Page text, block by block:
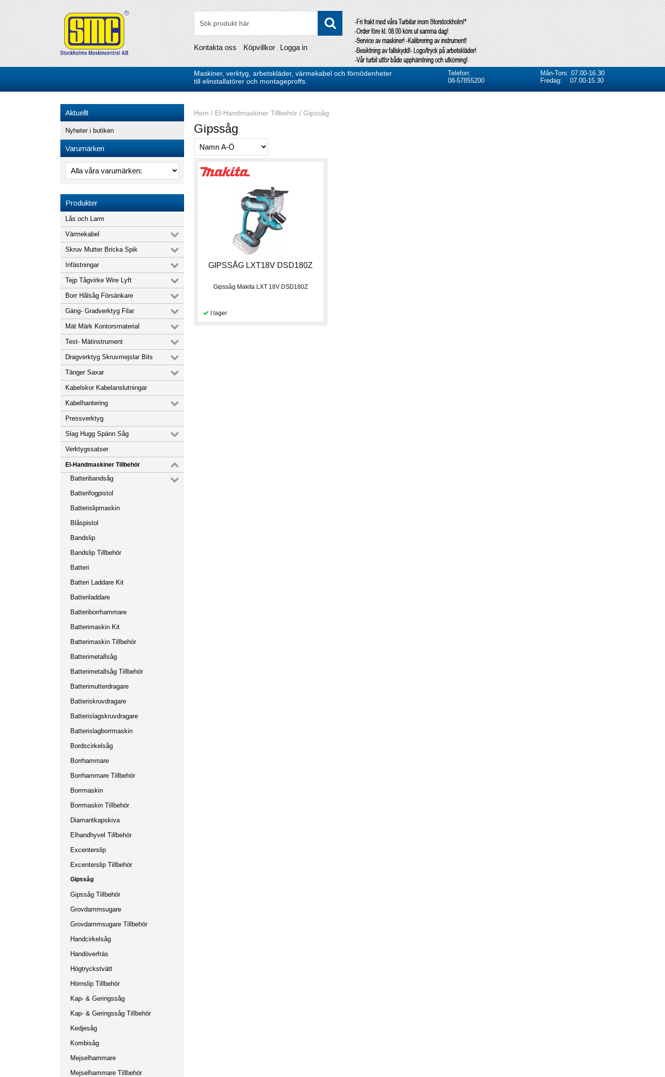
Kontakta oss Köpvillkor Logga in
Maskiner, verktyg, arbetskläder, värmekabel och förnödenheter
till elinstallatörer och montageproffs.
Telefon:
08-57855200
Mån-Tors: 07.00-16.30
Fredag: 07.00-15.30
Aktuellt
Nyheter i butiken
Varumärken
Produkter
Lås och Larm
Värmekabel
Skruv Mutter Bricka Spik
Infästningar
Tejp Tågvirke Wire Lyft
Borr Hålsåg Försänkare
Gäng- Gradverktyg Filar
Mät Märk Kontorsmaterial
Test- Mätinstrument
Dragverktyg Skruvmejslar Bits
Tänger Saxar
Kabelskor Kabelanslutningar
Kabelhantering
Pressverktyg
Slag Hugg Spänn Såg
Verktygssatser
El-Handmaskiner Tillbehör
Batteribandsåg
Batterifogpistol
Batterislipmaskin
Blåspistol
Bandslip
Bandslip Tillbehör
Batteri
Batteri Laddare Kit
Batteriladdare
Batteriborrhammare
Batterimaskin Kit
Batterimaskin Tillbehör
Batterimetallsåg
Batterimetallsåg Tillbehör
Batterimutterdragare
Batteriskruvdragare
Batterislagskruvdragare
Batterislagborrmaskin
Bordscirkelsåg
Borrhammare
Borrhammare Tillbehör
Borrmaskin
Borrmaskin Tillbehör
Diamantkapskiva
Elhandhyvel Tillbehör
Excenterslip
Excenterslip Tillbehör
Gipssåg
Gipssåg Tillbehör
Grovdammsugare
Grovdammsugare Tillbehör
Handcirkelsåg
Handöverfräs
Högtryckstvätt
Hörnslip Tillbehör
Kap- & Geringssåg
Kap- & Geringssåg Tillbehör
Kedjesåg
Kombisåg
Mejselhammare
Mejselhammare Tillbehör
Hem / El-Handmaskiner Tillbehör / Gipssåg
Gipssåg
GIPSSÅG LXT18V DSD180Z
Gipssåg Makita LXT 18V DSD180Z